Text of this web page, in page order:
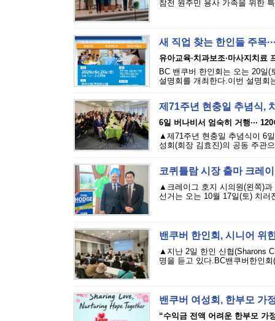
참전 원주민 용사 가족을 위한
새 직업 찾는 한인들 주목
유아교육·치과보조·마사지치료
BC 밴쿠버 한인회는 오는 20일(
설명회를 개최한다.이번 설명회
제71주년 현충일 추념식,
6일 버나비서 엄숙히 거행···
▲제71주년 현충일 추념식이 6
성회(회장 김효진)의 공동 주관
코퀴틀람 시장 출마 크레
▲크레이그 호지 시의원(왼쪽)
선거는 오는 10월 17일(토) 치
밴쿠버 한인회, 시니어 위
▲지난 2일 한인 신협(Sharons
명을 듣고 있다.BC밴쿠버한인
밴쿠버 여성회, 한부모 가
“수익금 전액 어려운 한부모 가